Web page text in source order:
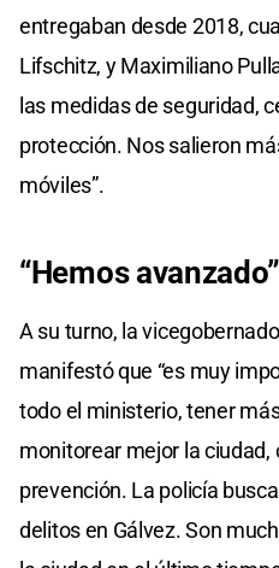
entregaban desde 2018,
Lifschitz, y Maximiliano
las medidas de seguridad,
protección. Nos salieron
móviles”.
“Hemos avanzado”
A su turno, la
manifestó que “es muy
todo el ministerio, tener
monitorear mejor la ciudad,
prevención. La policía
delitos en Gálvez. Son